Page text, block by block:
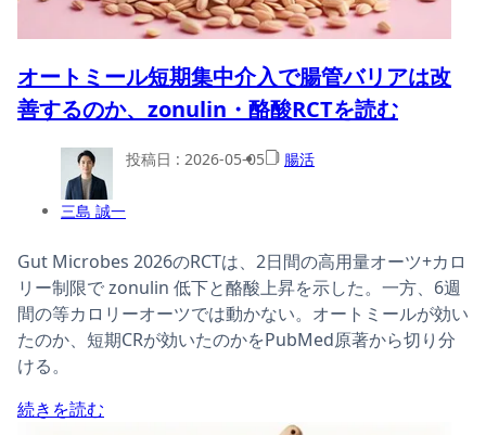
オートミール短期集中介入で腸管バリアは改
善するのか、zonulin・酪酸RCTを読む
三島 誠一
投稿日 : 2026-05-05 腸活
Gut Microbes 2026のRCTは、2日間の高用量オーツ+カロ
リー制限で zonulin 低下と酪酸上昇を示した。一方、6週
間の等カロリーオーツでは動かない。オートミールが効い
たのか、短期CRが効いたのかをPubMed原著から切り分
ける。
続きを読む